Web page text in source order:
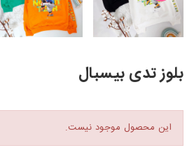
بلوز تدی بیسبال
این محصول موجود نیست.